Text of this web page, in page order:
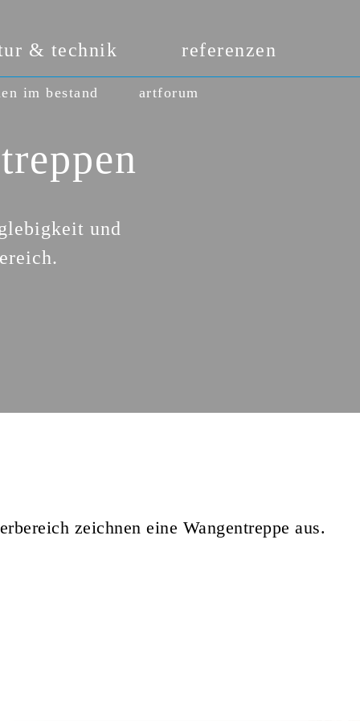
& technik referenzen
im bestand artforum
und
zeichnen eine Wangentreppe aus.